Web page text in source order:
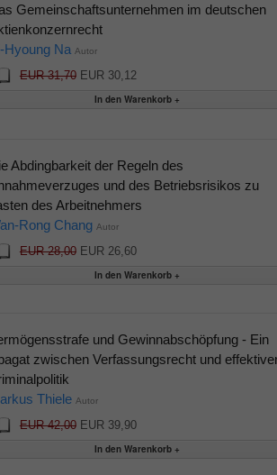
Gemeinschaftsunternehmen im deutschen
Hyoung Na Autor
EUR 31,70EUR 30,12
Abdingbarkeit der Regeln des
und des Betriebsrisikos zu
des Arbeitnehmers
Rong Chang Autor
EUR 28,00EUR 26,60
und Gewinnabschöpfung - Ein
zwischen Verfassungsrecht und
Thiele Autor
EUR 42,00EUR 39,90